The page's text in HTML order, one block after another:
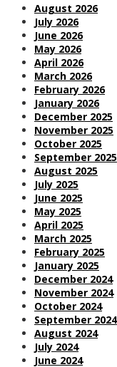
August 2026
July 2026
June 2026
May 2026
April 2026
March 2026
February 2026
January 2026
December 2025
November 2025
October 2025
September 2025
August 2025
July 2025
June 2025
May 2025
April 2025
March 2025
February 2025
January 2025
December 2024
November 2024
October 2024
September 2024
August 2024
July 2024
June 2024